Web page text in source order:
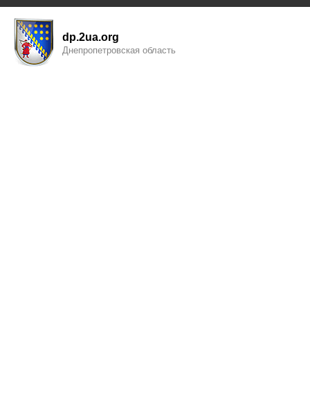
dp.2ua.org
Днепропетровская область